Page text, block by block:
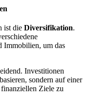
ist die Diversifikation.
Immobilien, um das
Investitionen
sondern auf einer
Ziele zu